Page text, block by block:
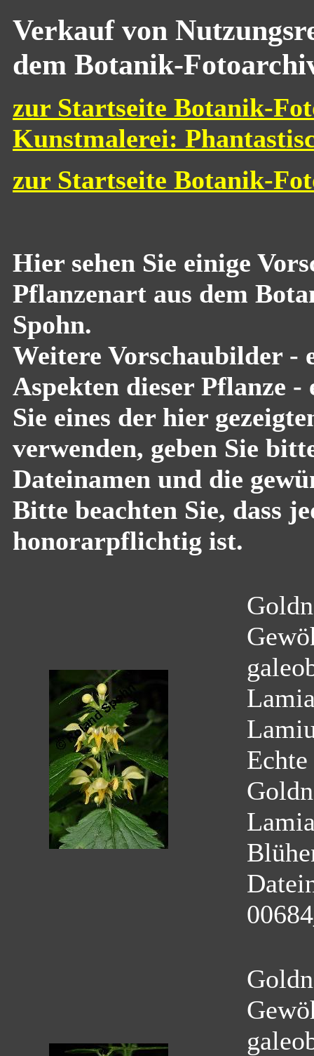
Verkauf von
dem Botanik-
zur Startseite Botanik-
Kunstmalerei:
zur Startseite Botanik-
Hier sehen Sie einige
Pflanzenart aus dem
Spohn.
Weitere Vorschaubilder -
Aspekten dieser Pflanze
Sie eines der hier
verwenden, geben Sie
Dateinamen und die
Bitte beachten Sie, dass
honorarpflichtig ist.